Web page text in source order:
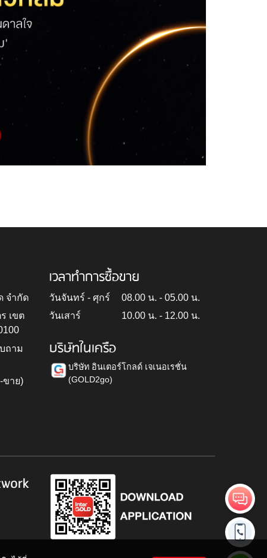
จำกัด
เขต
ถาม
ขาย)
เวลาทำการซื้อขาย
วันจันทร์ - ศุกร์
08.00 น. - 05.00 น.
วันเสาร์
10.00 น. - 12.00 น.
บริษัทในเครือ
บริษัท อินเตอร์โกลด์ เจเนอเรชั่น
(GOLD2go)